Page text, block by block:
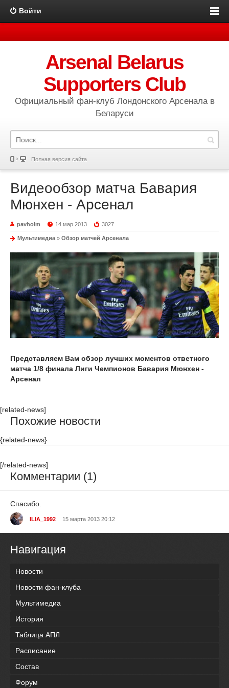
Войти
Arsenal Belarus
Supporters Club
Официальный фан-клуб Лондонского Арсенала в
Беларуси
Полная версия сайта
Видеообзор матча Бавария
Мюнхен - Арсенал
pavholm 14 мар 2013 3027
Мультимедиа » Обзор матчей Арсенала
Представляем Вам обзор лучших моментов ответного
матча 1/8 финала Лиги Чемпионов Бавария Мюнхен -
Арсенал
[related-news]
Похожие новости
{related-news}
[/related-news]
Комментарии (1)
Спасибо.
ILIA_1992 15 марта 2013 20:12
Навигация
Новости
Новости фан-клуба
Мультимедиа
История
Таблица АПЛ
Расписание
Состав
Форум